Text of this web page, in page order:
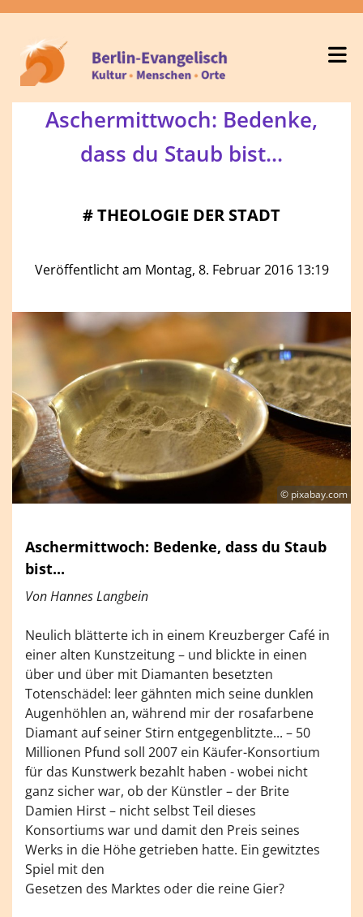
Aschermittwoch: Bedenke,
dass du Staub bist...
#THEOLOGIE DER STADT
Veröffentlicht am Montag, 8. Februar 2016 13:19
© pixabay.com
Aschermittwoch: Bedenke, dass du Staub
bist...
Von Hannes Langbein
Neulich blätterte ich in einem Kreuzberger Café in
einer alten Kunstzeitung – und blickte in einen
über und über mit Diamanten besetzten
Totenschädel: leer gähnten mich seine dunklen
Augenhöhlen an, während mir der rosafarbene
Diamant auf seiner Stirn entgegenblitzte... – 50
Millionen Pfund soll 2007 ein Käufer-Konsortium
für das Kunstwerk bezahlt haben - wobei nicht
ganz sicher war, ob der Künstler – der Brite
Damien Hirst – nicht selbst Teil dieses
Konsortiums war und damit den Preis seines
Werks in die Höhe getrieben hatte. Ein gewitztes
Spiel mit den
Gesetzen des Marktes oder die reine Gier?